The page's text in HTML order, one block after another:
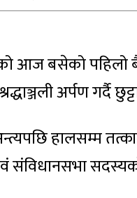
आज बसेको
अर्पण गर्दै
हालसम्म
संविधानसभा